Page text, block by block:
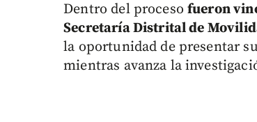
Dentro del procesofueron
Secretaría Distrital de
la oportunidad de presentar
mientras avanza la